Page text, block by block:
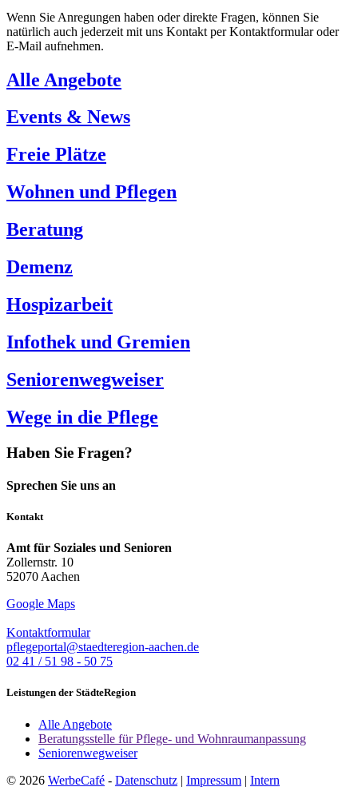
Wenn Sie Anregungen haben oder direkte Fragen, können Sie
natürlich auch jederzeit mit uns Kontakt per Kontaktformular oder
E-Mail aufnehmen.
Alle Angebote
Events & News
Freie Plätze
Wohnen und Pflegen
Beratung
Demenz
Hospizarbeit
Infothek und Gremien
Seniorenwegweiser
Wege in die Pflege
Haben Sie Fragen?
Sprechen Sie uns an
Kontakt
Amt für Soziales und Senioren
Zollernstr. 10
52070 Aachen
Google Maps
Kontaktformular
pflegeportal@staedteregion-aachen.de
02 41 / 51 98 - 50 75
Leistungen der StädteRegion
Alle Angebote
Beratungsstelle für Pflege- und Wohnraumanpassung
Seniorenwegweiser
© 2026 WerbeCafé - Datenschutz | Impressum | Intern